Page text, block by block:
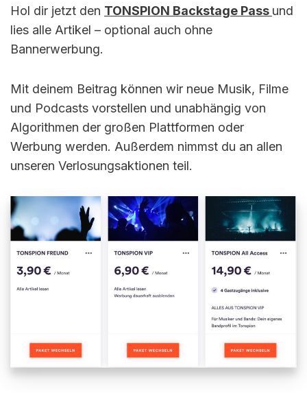
Hol dir jetzt den TONSPION Backstage Pass und
lies alle Artikel – optional auch ohne
Bannerwerbung.
Mit deinem Beitrag können wir neue Musik, Filme
und Podcasts vorstellen und unabhängig von
Algorithmen der großen Plattformen oder
Werbung werden. Außerdem nimmst du an allen
unseren Verlosungsaktionen teil.